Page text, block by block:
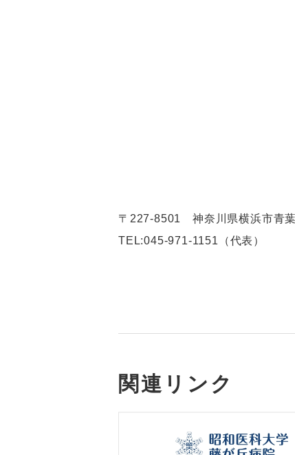
〒227-8501 神奈川県横浜市青
TEL:045-971-1151（代表）
関連リンク